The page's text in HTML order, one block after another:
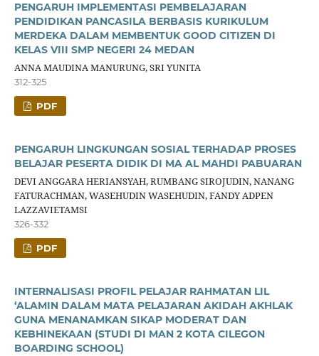
PENGARUH IMPLEMENTASI PEMBELAJARAN
PENDIDIKAN PANCASILA BERBASIS KURIKULUM
MERDEKA DALAM MEMBENTUK GOOD CITIZEN DI
KELAS VIII SMP NEGERI 24 MEDAN
ANNA MAUDINA MANURUNG, SRI YUNITA
312-325
PDF
PENGARUH LINGKUNGAN SOSIAL TERHADAP PROSES
BELAJAR PESERTA DIDIK DI MA AL MAHDI PABUARAN
DEVI ANGGARA HERIANSYAH, RUMBANG SIROJUDIN, NANANG
FATURACHMAN, WASEHUDIN WASEHUDIN, FANDY ADPEN
LAZZAVIETAMSI
326-332
PDF
INTERNALISASI PROFIL PELAJAR RAHMATAN LIL
‘ALAMIN DALAM MATA PELAJARAN AKIDAH AKHLAK
GUNA MENANAMKAN SIKAP MODERAT DAN
KEBHINEKAAN (STUDI DI MAN 2 KOTA CILEGON
BOARDING SCHOOL)